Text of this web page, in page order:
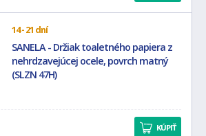
14 - 21 dní
SANELA - Držiak toaletného papiera z
nehrdzavejúcej ocele, povrch matný
(SLZN 47H)
KÚPIŤ